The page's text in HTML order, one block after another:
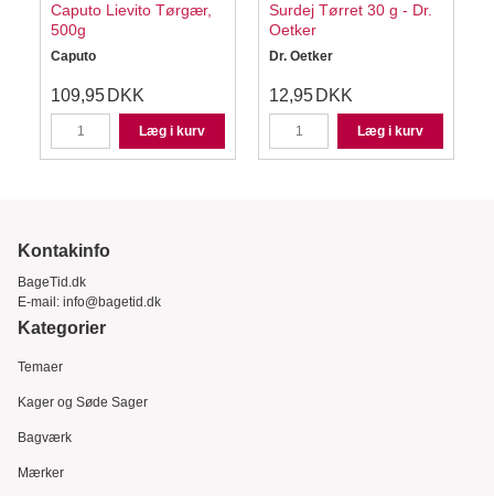
Caputo Lievito Tørgær,
500g
Caputo
109,95 DKK
Læg i kurv
Surdej Tørret 30 g - Dr.
Oetker
Dr. Oetker
12,95 DKK
Læg i kurv
Kontakinfo
BageTid.dk
E-mail: info@bagetid.dk
Kategorier
Temaer
Kager og Søde Sager
Bagværk
Mærker